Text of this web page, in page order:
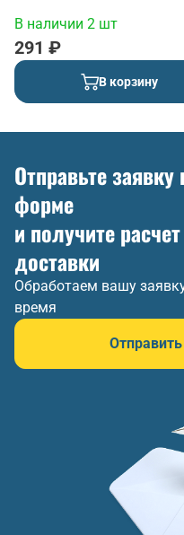
В наличии 2 шт
291 ₽
В корзину
Отправьте
форме
и получите
доставки
Обработаем вашу
время